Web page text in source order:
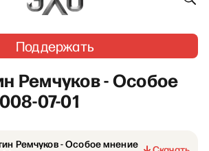
Поддержать
Ремчуков - Особое
07-01
Ремчуков - Особое мнение